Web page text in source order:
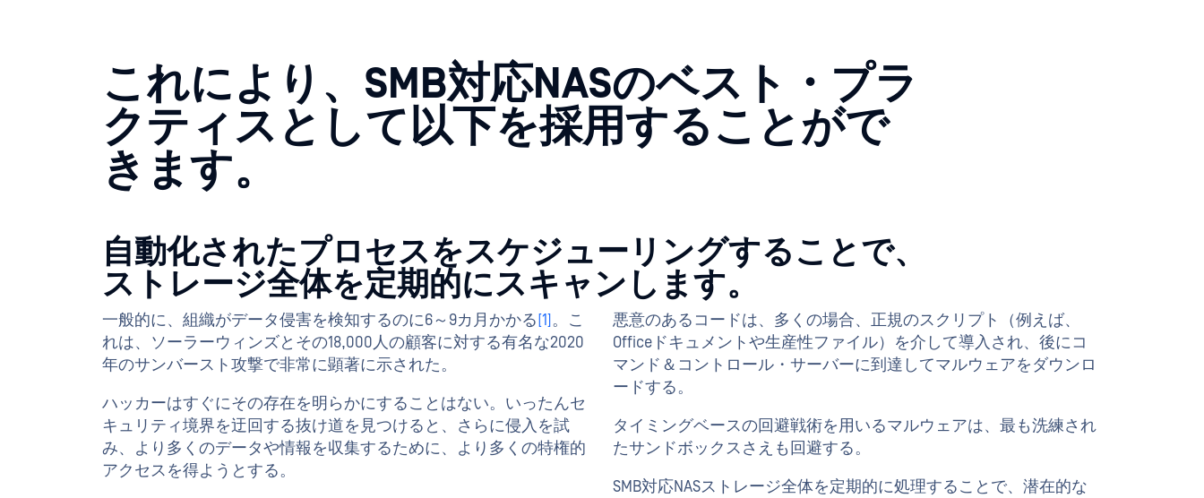
これにより、SMB対応NASのベスト・プラ
クティスとして以下を採用することがで
きます。
自動化されたプロセスをスケジューリングすることで、
ストレージ全体を定期的にスキャンします。
一般的に、組織がデータ侵害を検知するのに6～9カ月かかる[1]。こ
れは、ソーラーウィンズとその18,000人の顧客に対する有名な2020
年のサンバースト攻撃で非常に顕著に示された。
ハッカーはすぐにその存在を明らかにすることはない。いったんセ
キュリティ境界を迂回する抜け道を見つけると、さらに侵入を試
み、より多くのデータや情報を収集するために、より多くの特権的
アクセスを得ようとする。
悪意のあるコードは、多くの場合、正規のスクリプト（例えば、
Officeドキュメントや生産性ファイル）を介して導入され、後にコ
マンド＆コントロール・サーバーに到達してマルウェアをダウンロ
ードする。
タイミングベースの回避戦術を用いるマルウェアは、最も洗練され
たサンドボックスさえも回避する。
SMB対応NASストレージ全体を定期的に処理することで、潜在的な